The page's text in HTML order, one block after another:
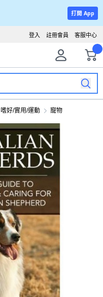
打開 App
客服中心
註冊會員
登入
嗜好/實用/運動 寵物